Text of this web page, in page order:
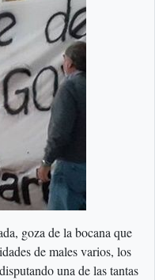
goza de la bocana que
de males varios, los
una de las tantas